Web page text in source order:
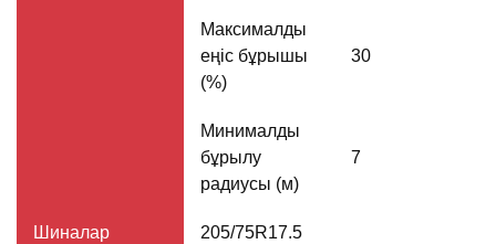
Максималды
еңіс бұрышы
(%)
30
Минималды
бұрылу
радиусы (м)
7
Шиналар 205/75R17.5